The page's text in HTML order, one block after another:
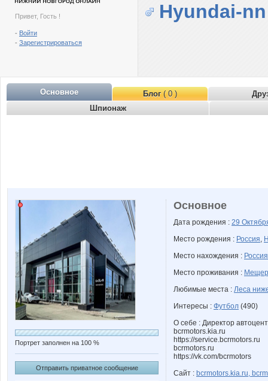
Привет, Гость !
- Войти
- Зарегистрироваться
Hyundai-nn
Основное Блог( 0 )
Шпионаж
Портрет заполнен на 100 %
Отправить приватное сообщение
Основное
Дата рождения : 29
Место рождения : Россия,
Место нахождения : Россия
Место проживания :
Любимые места : Леса
Интересы : Футбол (490)
О себе : Директор
bcrmotors.kia.ru
https://service.bcrmotors.ru
bcrmotors.ru
https://vk.com/bcrmotors
Сайт : bcrmotors.kia.ru,